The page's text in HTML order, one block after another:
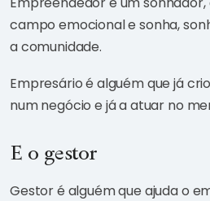
campo emocional e sonha,
a comunidade.
Empresário é alguém que já
num negócio e já a atuar no
E o gestor
Gestor é alguém que ajuda o